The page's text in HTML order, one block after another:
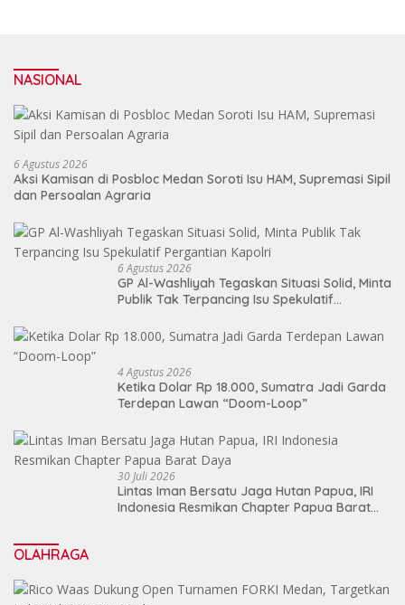
NASIONAL
6 Agustus 2026
Aksi Kamisan di Posbloc Medan Soroti Isu HAM, Supremasi Sipil
dan Persoalan Agraria
6 Agustus 2026
GP Al-Washliyah Tegaskan Situasi Solid, Minta
Publik Tak Terpancing Isu Spekulatif
4 Agustus 2026
Ketika Dolar Rp 18.000, Sumatra Jadi Garda
Terdepan Lawan “Doom-Loop”
30 Juli 2026
Lintas Iman Bersatu Jaga Hutan Papua, IRI
Indonesia Resmikan Chapter Papua Barat
OLAHRAGA